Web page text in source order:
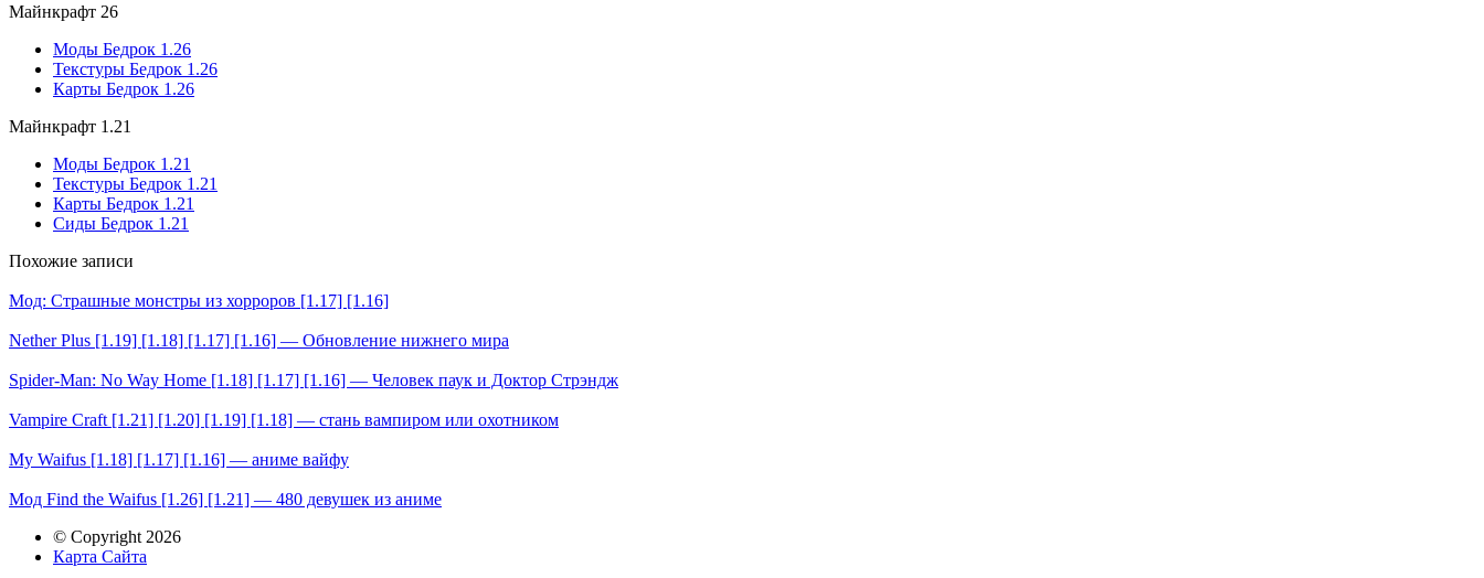
Майнкрафт 26
Моды Бедрок 1.26
Текстуры Бедрок 1.26
Карты Бедрок 1.26
Майнкрафт 1.21
Моды Бедрок 1.21
Текстуры Бедрок 1.21
Карты Бедрок 1.21
Сиды Бедрок 1.21
Похожие записи
Мод: Страшные монстры из хорроров [1.17] [1.16]
Nether Plus [1.19] [1.18] [1.17] [1.16] — Обновление нижнего мира
Spider-Man: No Way Home [1.18] [1.17] [1.16] — Человек паук и Доктор Стрэндж
Vampire Craft [1.21] [1.20] [1.19] [1.18] — стань вампиром или охотником
My Waifus [1.18] [1.17] [1.16] — аниме вайфу
Мод Find the Waifus [1.26] [1.21] — 480 девушек из аниме
© Copyright 2026
Карта Сайта